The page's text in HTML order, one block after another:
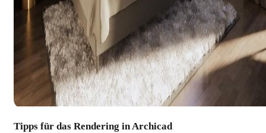
Tipps für das Rendering in Archicad